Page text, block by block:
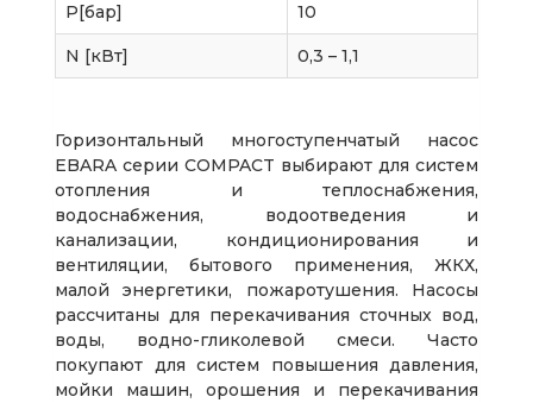
P[бар] 10
N [кВт] 0,3 – 1,1
Горизонтальный многоступенчатый насос
EBARA серии COMPACT выбирают для систем
отопления и теплоснабжения,
водоснабжения, водоотведения и
канализации, кондиционирования и
вентиляции, бытового применения, ЖКХ,
малой энергетики, пожаротушения. Насосы
рассчитаны для перекачивания сточных вод,
воды, водно-гликолевой смеси. Часто
покупают для систем повышения давления,
мойки машин, орошения и перекачивания